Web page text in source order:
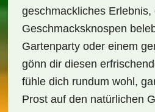
geschmackliches Erlebnis,
Geschmacksknospen
Gartenparty oder einem
gönn dir diesen
fühle dich rundum wohl,
Prost auf den natürlichen